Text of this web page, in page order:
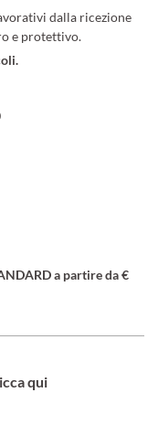
dalla ricezione
e protettivo.
a partire da €
qui